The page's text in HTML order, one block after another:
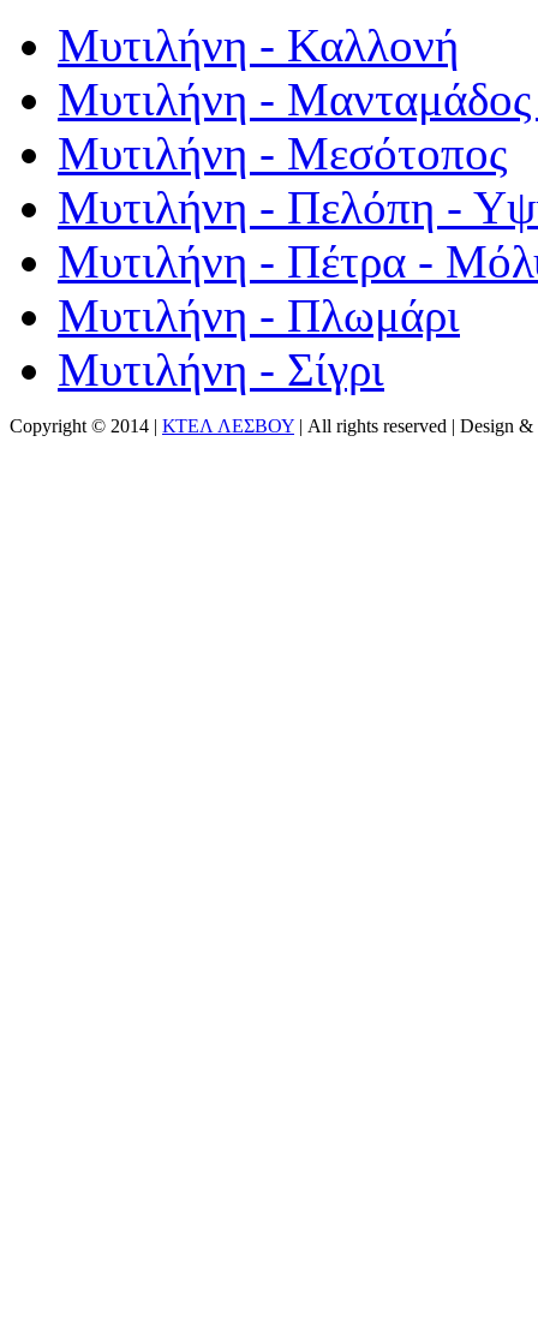
Μυτιλήνη - Καλλονή
Μυτιλήνη - Μανταμάδος
Μυτιλήνη - Μεσότοπος
Μυτιλήνη - Πελόπη -
Μυτιλήνη - Πέτρα -
Μυτιλήνη - Πλωμάρι
Μυτιλήνη - Σίγρι
Copyright © 2014 | ΚΤΕΛ ΛΕΣΒΟΥ | All rights reserved | Design &